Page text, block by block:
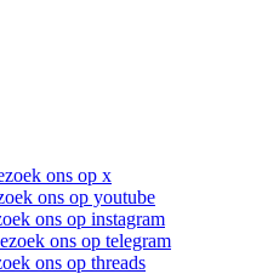
ons op x
ons op youtube
ons op instagram
ons op telegram
ons op threads